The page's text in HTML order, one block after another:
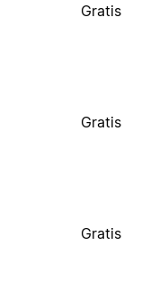
Gratis
Gratis
Gratis